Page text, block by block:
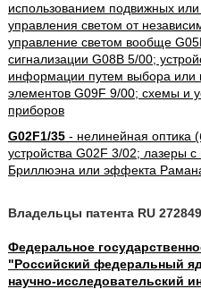
использованием подвижных
управления светом от
управление светом вообще
сигнализации G08B 5/00;
информации путем выбора или
элементов G09F 9/00; схемы и
приборов
G02F1/35- нелинейная оптика
устройства G02F 3/02; лазеры
Бриллюэна или эффекта
Владельцы патента RU
Федеральное
"Российский федеральный
научно-исследовательский